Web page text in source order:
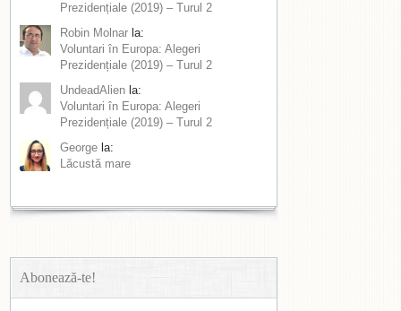
Prezidențiale (2019) – Turul 2
Robin Molnar la:
Voluntari în Europa: Alegeri
Prezidențiale (2019) – Turul 2
UndeadAlien la:
Voluntari în Europa: Alegeri
Prezidențiale (2019) – Turul 2
George la:
Lăcustă mare
Abonează-te!